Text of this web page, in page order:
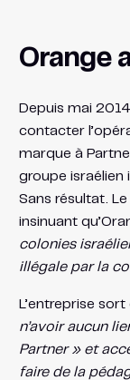
Orange
Depuis mai
contacter
marque à
groupe israélien
Sans résultat.
insinuant
colonies
illégale par la
L’entreprise
n’avoir aucun
Partner » et
faire de la